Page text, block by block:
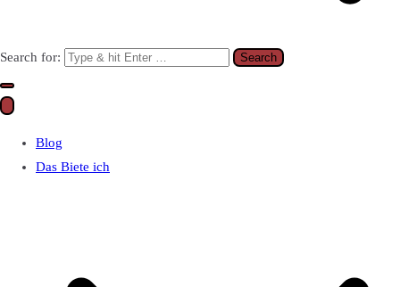
Search for:
Blog
Das Biete ich